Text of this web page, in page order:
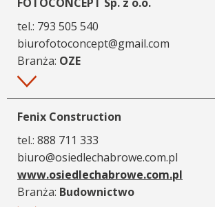
tel.: 793 505 540
biurofotoconcept@gmail.com
Branża: OZE
Więcej
Fenix Construction
tel.: 888 711 333
biuro@osiedlechabrowe.com.pl
www.osiedlechabrowe.com.pl
Branża: Budownictwo